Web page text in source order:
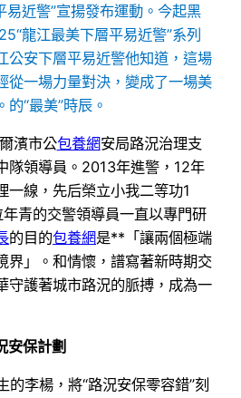
近警”宣揚發布運動。今起黑
龍江最美下層平易近警”系列
公安下層平易近警他知道，這場
從一場力量對決，變成了一場美
“最美”時辰。
濱市公包養網安局路況治理支
隊領導員。2013年進警，12年
一線，先后榮立小我二等功1
青的交警領導員一直以專門研
的目的包養網是**「讓兩個極端
界」。和情懷，譜寫著新時期交
守護著城市路況的脈搏，成為一
安保計劃
的李楊，將“路況安保零容錯”刻